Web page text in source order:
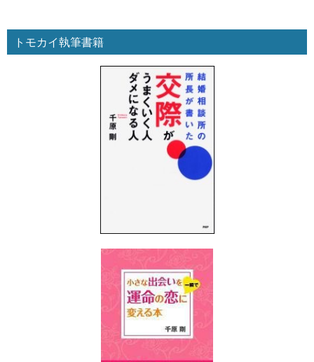
トモカイ執筆書籍